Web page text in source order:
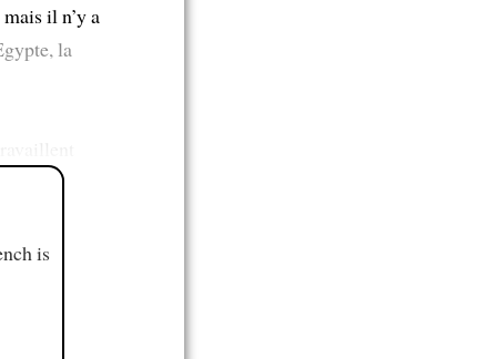
il n’y a
la
is